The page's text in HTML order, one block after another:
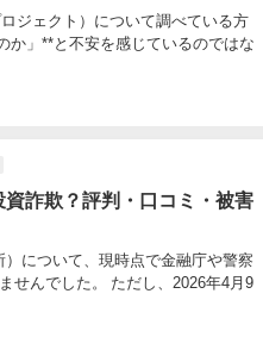
ジェクト）について調べている方
か」**と不安を感じているのではな
資詐欺？評判・口コミ・被害
について、現時点で金融庁や警察
せんでした。 ただし、2026年4月9